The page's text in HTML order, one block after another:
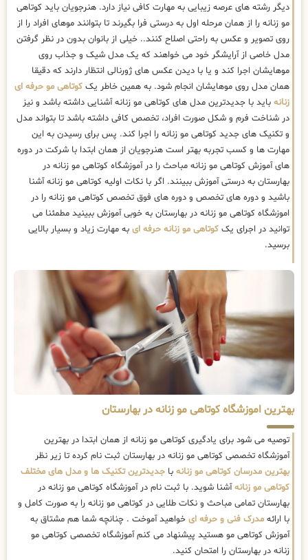
دیگر رشته های عرصه زیبایی به مهارت کافی نیاز دارد. هنرجویان باید کوتاهی
مو زنانه را از همان مرحله اول به درستی فرا بگیرند تا بتوانند موهای افراد را از
روی تصویر و عکس به راحتی اصلاح کنند.. خیلی از بانوان بدون در نظر گرفتن
مدل خاصی از آرایشگر خود می خواهند که یک مدل شیک و جذاب روی
موهایشان اجرا کند و یا با دیدن عکس های ژورنالی انتظار دارند که دقیقا
همان مدل روی موهایشان انجام شود. به همین خاطر یک کوتاهی مو حرفه ای
زنانه باید با جدیدترین مدل های کوتاهی مو زنانه آشنایی داشته باشد و نیز
در شناخت فرم و شکل صورت افراد، تخصص کافی داشته باشد تا بتواند مدل
و تکنیک های جدید کوتاهی مو زنانه را اجرا کند. پس برای رسیدن به این
مهارت ها و کسب تجربه بهتر است هنرجویان از همان ابتدا با شرکت در دوره
های آموزش کوتاهی مو زنانه مباحث را در آموزشگاه کوتاهی مو زنانه در
بهارستان به درستی آموزش ببینند. اگر با نکات اولیه کوتاهی مو زنانه آشنا
باشید و دوره های تخصص و دوره های فوق تخصص کوتاهی مو زنانه را در
اموزشگاه کوتاهی مو زنانه در بهارستان به خوبی آموزش ببینید مطمئنا می
توانید در اجرای یک کوتاهی مو زنانه حرفه ای به مهارت زیاد و بسیار بالایی
برسید.
بهترین اموزشگاه کوتاهی مو زنانه در بهارستان
توصیه می شود برای یادگیری کوتاهی مو زنانه از همان ابتدا در بهترین
آموزشگاه تخصصی کوتاهی مو زنانه در بهارستان ثبت نام کرده تا زیر نظر
بهترین مدرسان کوتاهی مو زنانه با جدیدترین تکنیک ها و مدل های مختلف
کوتاهی مو زنانهآشنا شوید. با ثبت نام در آموزشگاه کوتاهی مو زنانه در
بهارستان تمامی مباحث و نکات طلایی در کوتاهی مو زنانه را به صورت کامل و
با ارائه مدرک فنی و حرفه ای خواهید آموخت . چنانچه شما هم مشتاق به
آموزش کوتاهی مو هستید پیشنهاد می کنم آموزشگاه تخصصی کوتاهی مو
زنانه در بهارستان را امتحان کنید.